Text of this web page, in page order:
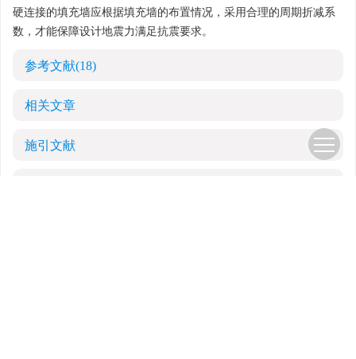
窗洞和门洞，2个方向墙体对框架的刚度贡献差别较大，甚至可能导
致第一振型发生变化。填充墙的空间效应显著，结构抗扭刚度大大
考虑填充墙的建模，第一振型基本为宽度较小的横向，且抗扭刚度
布置带来的影响。
（3）抗震设计中地震作用力与结构刚度相关，柔性连接的填充
墙可按无墙框架结构考虑，此时周期折减后的地震作用为偏安全；